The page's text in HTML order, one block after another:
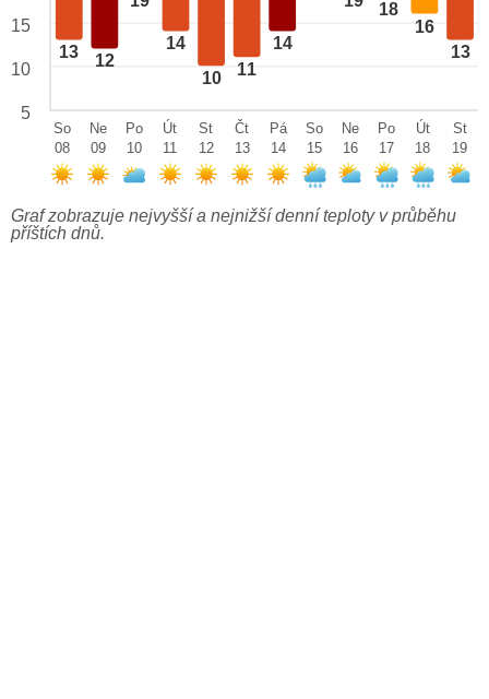
13 12
14
10 11
14
18
16
13
15
10
5
So
08
Ne
09
Po
10
Út
11
St
12
Čt
13
Pá
14
So
15
Ne
16
Po
17
Út
18
St
19
Graf zobrazuje nejvyšší a nejnižší denní teploty v průběhu
příštích dnů.